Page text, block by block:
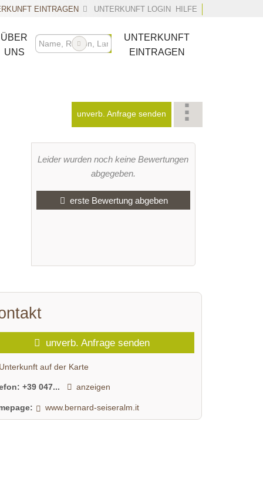
UNTERKUNFT LOGIN HILFE
EINTRAGEN
ÜBER
UNS
UNTERKUNFT
EINTRAGEN
unverb. Anfrage senden
Leider wurden noch keine Bewertungen
abgegeben.
erste Bewertung abgeben
unverb. Anfrage senden
Unterkunft auf der Karte
+39 047... anzeigen
www.bernard-seiseralm.it